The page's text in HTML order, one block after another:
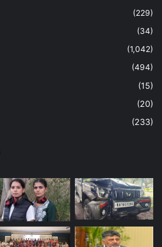
(229)
(34)
(1,042)
(494)
(15)
(20)
(233)